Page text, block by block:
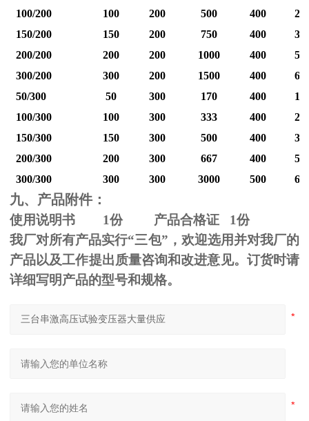
100/200
100 200 500 400
150/200
150 200 750 400
200/200
200 200 1000 400
300/200
300 200 1500 400
50/300
50 300 170 400
100/300
100 300 333 400
150/300
150 300 500 400
200/300
200 300 667 400
300/300
300 300 3000 500
九、产品附件：
使用说明书 1份 产品合格证 1份
我厂对所有产品实行“三包”，欢迎选用并对我厂的
产品以及工作提出质量咨询和改进意见。订货时请
详细写明产品的型号和规格。